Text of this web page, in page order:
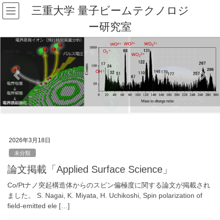
コ
ン
ン
ナ
ビ
ー
三重大学 量子ビームテクノロジ
ー研究室
Previous Next
2026年3月18日
未分類
論文掲載「Applied Surface Science」
Co/Ptナノ突起構造体からのスピン偏極度に関する論文が掲載され
ました。 S. Nagai, K. Miyata, H. Uchikoshi, Spin polarization of
field-emitted ele […]